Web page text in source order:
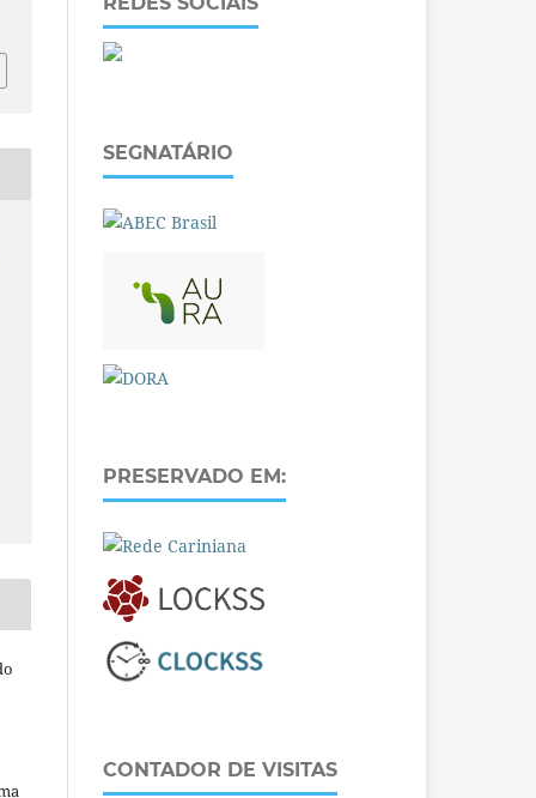
SEGNATÁRIO
PRESERVADO EM:
CONTADOR DE VISITAS